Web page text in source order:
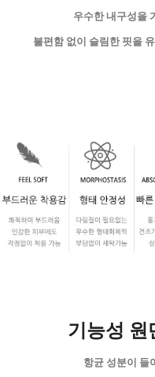
우수한 내구성을
불편함 없이 슬림한 핏을
기능성 원
항균 성분이 들